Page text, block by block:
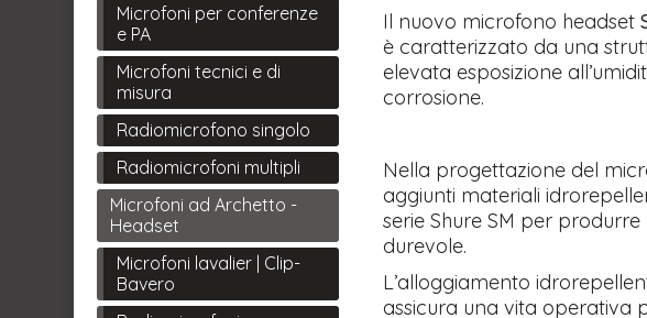
Il nuovo microfono headset
è caratterizzato da una
elevata esposizione
corrosione.
Nella progettazione del
aggiunti materiali
serie Shure SM per
durevole.
L’alloggiamento
assicura una vita operativa
Microfoni per conferenze
e PA
Microfoni tecnici e di
misura
Radiomicrofono singolo
Radiomicrofoni multipli
Microfoni ad Archetto -
Headset
Microfoni lavalier | Clip-
Bavero